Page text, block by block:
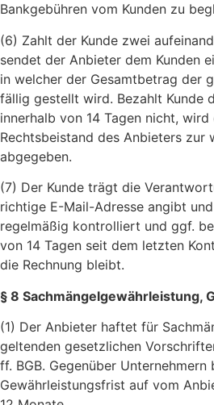
Bankgebühren vom Kunden zu
(6) Zahlt der Kunde zwei
sendet der Anbieter dem Kunden
in welcher der Gesamtbetrag der
fällig gestellt wird. Bezahlt Kunde
innerhalb von 14 Tagen nicht,
Rechtsbeistand des Anbieters zur
abgegeben.
(7) Der Kunde trägt die
richtige E-Mail-Adresse angibt
regelmäßig kontrolliert und ggf.
von 14 Tagen seit dem letzten
die Rechnung bleibt.
§ 8 Sachmängelgewährleistung,
(1) Der Anbieter haftet für
geltenden gesetzlichen
ff. BGB. Gegenüber
Gewährleistungsfrist auf vom